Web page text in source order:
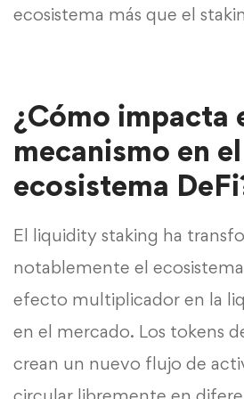
ecosistema más que el
¿Cómo impacta
mecanismo en el
ecosistema
El liquidity staking ha
notablemente el ecosistema
efecto multiplicador en la
en el mercado. Los tokens
crean un nuevo flujo de